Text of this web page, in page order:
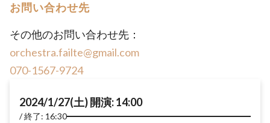
お問い合わせ先
その他のお問い合わせ先：
orchestra.failte@gmail.com
070-1567-9724
2024/1/27(土) 開演: 14:00
終了: 16:30